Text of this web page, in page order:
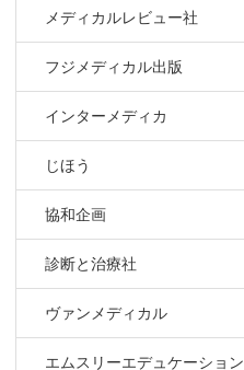
メディカルレビュー社
フジメディカル出版
インターメディカ
じほう
協和企画
診断と治療社
ヴァンメディカル
エムスリーエデュケーション